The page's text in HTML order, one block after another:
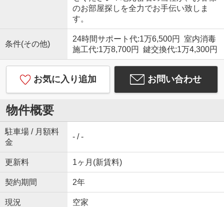
のお部屋探しを全力でお手伝い致しま
す。
条件(その他)
24時間サポート代:1万6,500円 室内消毒
施工代:1万8,700円 鍵交換代:1万4,300円
お気に入り追加 お問い合わせ
物件概要
駐車場 / 月額料
金
- / -
更新料 1ヶ月(新賃料)
契約期間 2年
現況 空家